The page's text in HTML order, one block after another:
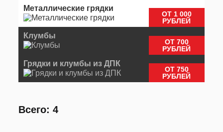
Металлические грядки
ОТ 1 000
РУБЛЕЙ
Клумбы
ОТ 700
РУБЛЕЙ
Грядки и клумбы из ДПК
ОТ 750
РУБЛЕЙ
Всего: 4